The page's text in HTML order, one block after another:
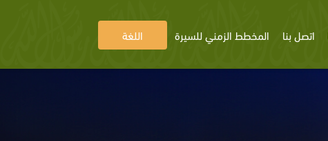
اتصل بنا المخطط الزمني للسيرة اللغة